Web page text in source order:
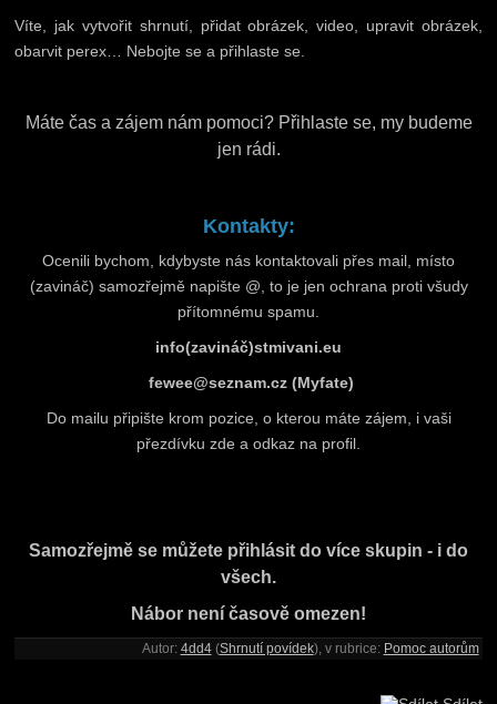
Víte, jak vytvořit shrnutí, přidat obrázek, video, upravit obrázek,
obarvit perex… Nebojte se a přihlaste se.
Máte čas a zájem nám pomoci? Přihlaste se, my budeme
jen rádi.
Kontakty:
Ocenili bychom, kdybyste nás kontaktovali přes mail, místo
(zavináč) samozřejmě napište @, to je jen ochrana proti všudy
přítomnému spamu.
info(zavináč)stmivani.eu
fewee@seznam.cz (Myfate)
Do mailu připište krom pozice, o kterou máte zájem, i vaši
přezdívku zde a odkaz na profil.
Samozřejmě se můžete přihlásit do více skupin - i do
všech.
Nábor není časově omezen!
Autor: 4dd4(Shrnutí povídek), v rubrice: Pomoc autorům